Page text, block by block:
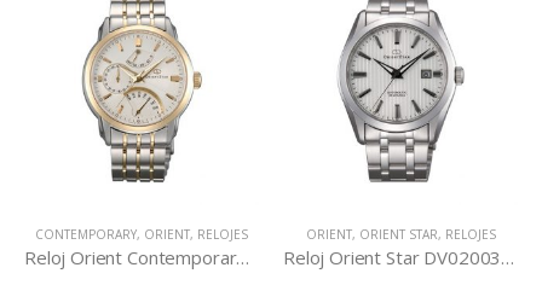
CONTEMPORARY, ORIENT, RELOJES
Reloj Orient Contemporary DE00001W
ORIENT, ORIENT STAR, RELOJES
Reloj Orient Star DV02003W